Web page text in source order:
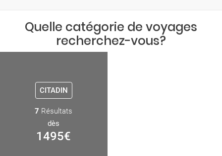
Quelle catégorie de voyages
recherchez-vous?
CITADIN
7 Résultats
dès
1495€